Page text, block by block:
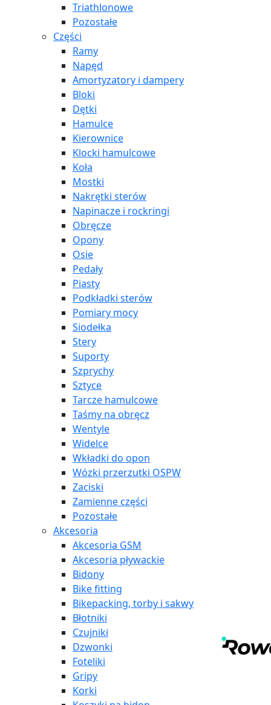
Triathlonowe
Pozostałe
Części
Ramy
Napęd
Amortyzatory i dampery
Bloki
Dętki
Hamulce
Kierownice
Klocki hamulcowe
Koła
Mostki
Nakrętki sterów
Napinacze i rockringi
Obręcze
Opony
Osie
Pedały
Piasty
Podkładki sterów
Pomiary mocy
Siodełka
Stery
Suporty
Szprychy
Sztyce
Tarcze hamulcowe
Taśmy na obręcz
Wentyle
Widelce
Wkładki do opon
Wózki przerzutki OSPW
Zaciski
Zamienne części
Pozostałe
Akcesoria
Akcesoria GSM
Akcesoria pływackie
Bidony
Bike fitting
Bikepacking, torby i sakwy
Błotniki
Czujniki
Dzwonki
Foteliki
Gripy
Korki